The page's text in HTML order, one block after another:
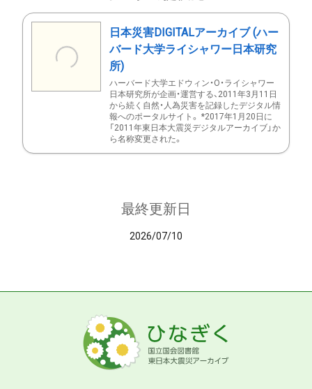
日本災害DIGITALアーカイブ (ハー
バード大学ライシャワー日本研究
所)
ハーバード大学エドウィン・O・ライシャワー
日本研究所が企画・運営する、2011年3月11日
から続く自然・人為災害を記録したデジタル情
報へのポータルサイト。 *2017年1月20日に
「2011年東日本大震災デジタルアーカイブ」か
ら名称変更された。
最終更新日
2026/07/10